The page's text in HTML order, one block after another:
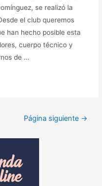
se realizó la
el club queremos
han hecho posible esta
cuerpo técnico y
de …
Página siguiente →